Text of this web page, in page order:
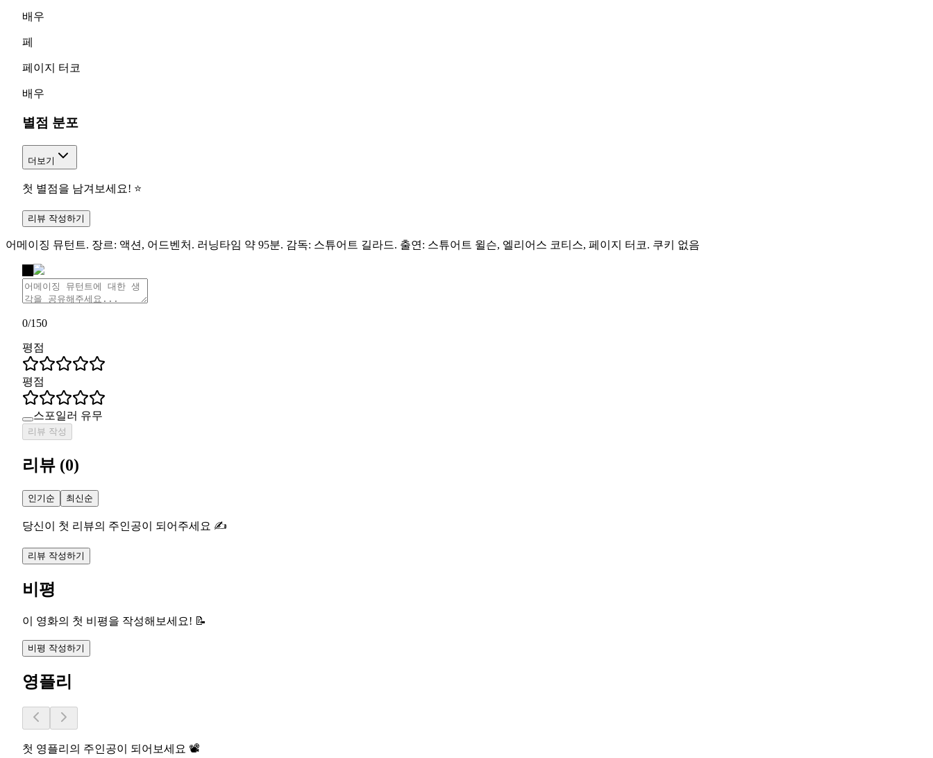
배우
페
페이지 터코
배우
별점 분포
더보기
첫 별점을 남겨보세요! ⭐
리뷰 작성하기
어메이징 뮤턴트. 장르: 액션, 어드벤처. 러닝타임 약 95분. 감독: 스튜어트 길라드. 출연: 스튜어트 윌슨, 엘리어스 코티스, 페이지 터코. 쿠키 없음
0/150
평점
평점
스포일러 유무
리뷰 작성
리뷰 (0)
인기순 최신순
당신이 첫 리뷰의 주인공이 되어주세요 ✍️
리뷰 작성하기
비평
이 영화의 첫 비평을 작성해보세요! 📝
비평 작성하기
영플리
첫 영플리의 주인공이 되어보세요 📽️